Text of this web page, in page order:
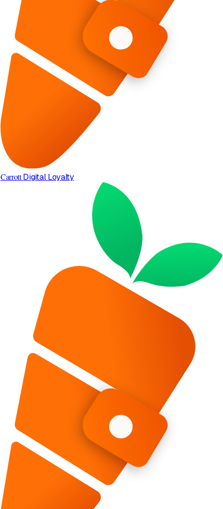
Carrott Digital Loyalty